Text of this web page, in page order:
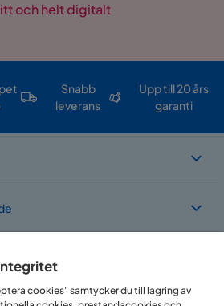
och helt digitalt
Snabb
leverans
Upp till 20 års
garanti
cookies" samtycker du till lagring av